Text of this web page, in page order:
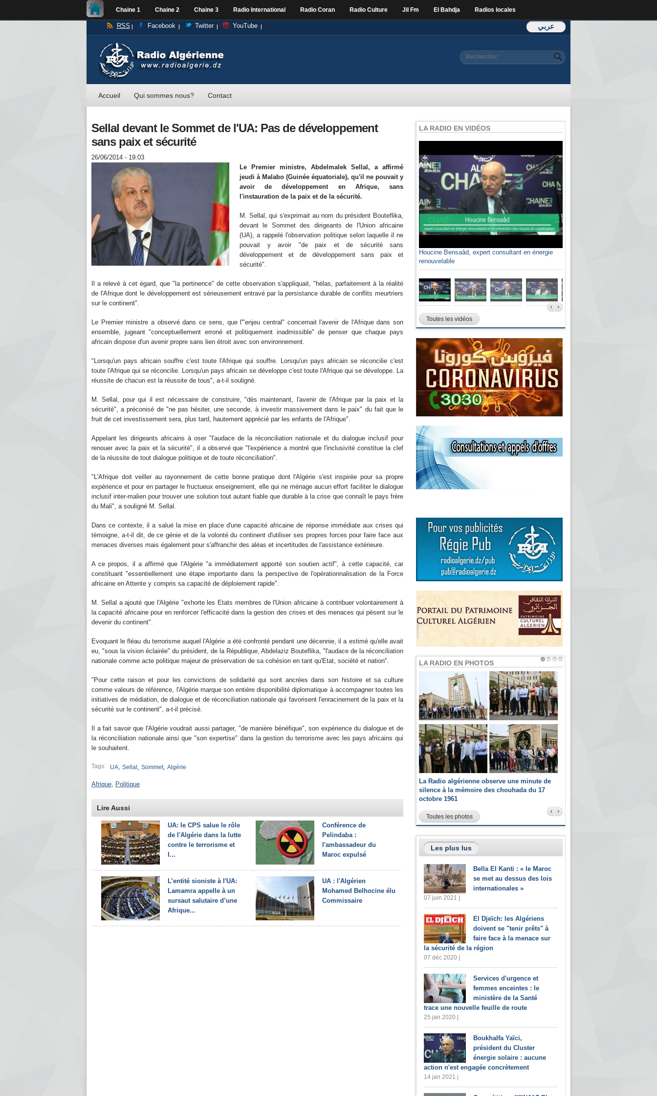
Chaine 1 Chaine 2 Chaine 3 Radio International Radio Coran Radio Culture Jil Fm El Bahdja Radios locales
عربي RSS Facebook Twitter YouTube
Formulaire de
Rechercher
Accueil Qui sommes nous? Contact
Sellal devant le Sommet de l'UA: Pas de développement
sans paix et sécurité
26/06/2014 - 19:03
Le Premier ministre, Abdelmalek Sellal, a affirmé
jeudi à Malabo (Guinée équatoriale), qu'il ne pouvait y
avoir de développement en Afrique, sans
l'instauration de la paix et de la sécurité.
M. Sellal, qui s'exprimait au nom du président Bouteflika,
devant le Sommet des dirigeants de l'Union africaine
(UA), a rappelé l'observation politique selon laquelle il ne
pouvait y avoir "de paix et de sécurité sans
développement et de développement sans paix et
sécurité".
Il a relevé à cet égard, que "la pertinence" de cette observation s'appliquait, "hélas, parfaitement à la réalité
de l'Afrique dont le développement est sérieusement entravé par la persistance durable de conflits meurtriers
sur le continent".
Le Premier ministre a observé dans ce sens, que l'"enjeu central" concernait l'avenir de l'Afrique dans son
ensemble, jugeant "conceptuellement erroné et politiquement inadmissible" de penser que chaque pays
africain dispose d'un avenir propre sans lien étroit avec son environnement.
"Lorsqu'un pays africain souffre c'est toute l'Afrique qui souffre. Lorsqu'un pays africain se réconcilie c'est
toute l'Afrique qui se réconcilie. Lorsqu'un pays africain se développe c'est toute l'Afrique qui se développe. La
réussite de chacun est la réussite de tous", a-t-il souligné.
M. Sellal, pour qui il est nécessaire de construire, "dès maintenant, l'avenir de l'Afrique par la paix et la
sécurité", a préconisé de "ne pas hésiter, une seconde, à investir massivement dans le paix" du fait que le
fruit de cet investissement sera, plus tard, hautement apprécié par les enfants de l'Afrique".
Appelant les dirigeants africains à oser "l'audace de la réconciliation nationale et du dialogue inclusif pour
renouer avec la paix et la sécurité", il a observé que "l'expérience a montré que l'inclusivité constitue la clef
de la réussite de tout dialogue politique et de toute réconciliation".
"L'Afrique doit veiller au rayonnement de cette bonne pratique dont l'Algérie s'est inspirée pour sa propre
expérience et pour en partager le fructueux enseignement, elle qui ne ménage aucun effort faciliter le dialogue
inclusif inter-malien pour trouver une solution tout autant fiable que durable à la crise que connaît le pays frère
du Mali", a souligné M. Sellal.
Dans ce contexte, il a salué la mise en place d'une capacité africaine de réponse immédiate aux crises qui
témoigne, a-t-il dit, de ce génie et de la volonté du continent d'utiliser ses propres forces pour faire face aux
menaces diverses mais également pour s'affranchir des aléas et incertitudes de l'assistance extérieure.
A ce propos, il a affirmé que l'Algérie "a immédiatement apporté son soutien actif", à cette capacité, car
constituant "essentiellement une étape importante dans la perspective de l'opérationnalisation de la Force
africaine en Attente y compris sa capacité de déploiement rapide".
M. Sellal a ajouté que l'Algérie "exhorte les Etats membres de l'Union africaine à contribuer volontairement à
la capacité africaine pour en renforcer l'efficacité dans la gestion des crises et des menaces qui pèsent sur le
devenir du continent".
Evoquant le fléau du terrorisme auquel l'Algérie a été confronté pendant une décennie, il a estimé qu'elle avait
eu, "sous la vision éclairée" du président, de la République, Abdelaziz Bouteflika, "l'audace de la réconciliation
nationale comme acte politique majeur de préservation de sa cohésion en tant qu'Etat, société et nation".
"Pour cette raison et pour les convictions de solidarité qui sont ancrées dans son histoire et sa culture
comme valeurs de référence, l'Algérie marque son entière disponibilité diplomatique à accompagner toutes les
initiatives de médiation, de dialogue et de réconciliation nationale qui favorisent l'enracinement de la paix et la
sécurité sur le continent", a-t-il précisé.
Il a fait savoir que l'Algérie voudrait aussi partager, "de manière bénéfique", son expérience du dialogue et de
la réconciliation nationale ainsi que "son expertise" dans la gestion du terrorisme avec les pays africains qui
le souhaitent.
Tags: UA, Sellal , Sommet, Algérie
Afrique, Politique
Lire Aussi
UA: le CPS salue le rôle
de l'Algérie dans la lutte
contre le terrorisme et
l...
Conférence de
Pelindaba :
l'ambassadeur du
Maroc expulsé
L’entité sioniste à l'UA:
Lamamra appelle à un
sursaut salutaire d’une
Afrique...
UA : l'Algérien
Mohamed Belhocine élu
Commissaire
LA RADIO EN VIDÉOS
Houcine Bensaâd, expert consultant en énergie
renouvelable
Toutes les vidéos
LA RADIO EN PHOTOS
La Radio algérienne observe une minute de
silence à la mémoire des chouhada du 17
octobre 1961
Toutes les photos
Les plus lus
Bella El Kanti : « le Maroc
se met au dessus des lois
internationales »
07 juin 2021 |
El Djeïch: les Algériens
doivent se "tenir prêts" à
faire face à la menace sur
la sécurité de la région
07 déc 2020 |
Services d'urgence et
femmes enceintes : le
ministère de la Santé
trace une nouvelle feuille de route
25 jan 2020 |
Boukhalfa Yaïci,
président du Cluster
énergie solaire : aucune
action n'est engagée concrètement
14 jan 2021 |